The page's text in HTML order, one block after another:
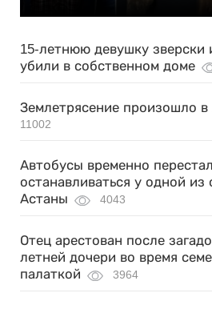
15-летнюю девушку зверски
убили в собственном доме
Землетрясение произошло
11002
Автобусы временно
останавливаться у одной из
Астаны
4043
Отец арестован после
летней дочери во время
палаткой
3964